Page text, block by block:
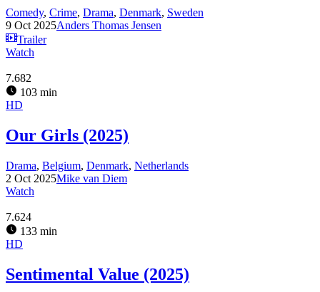
Comedy, Crime, Drama, Denmark, Sweden
9 Oct 2025Anders Thomas Jensen
Trailer
Watch
7.682
103 min
HD
Our Girls (2025)
Drama, Belgium, Denmark, Netherlands
2 Oct 2025Mike van Diem
Watch
7.624
133 min
HD
Sentimental Value (2025)